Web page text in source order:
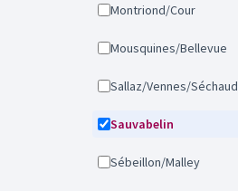
Montriond/Cour
Mousquines/Bellevue
Sallaz/Vennes/Séchaud
Sauvabelin
Sébeillon/Malley